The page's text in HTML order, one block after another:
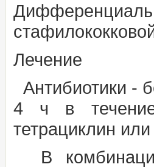
Лечение
Антибиотики -
4 ч в течение
тетрациклин
В